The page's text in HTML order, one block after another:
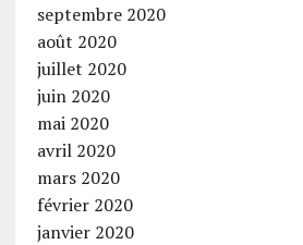
septembre 2020
août 2020
juillet 2020
juin 2020
mai 2020
avril 2020
mars 2020
février 2020
janvier 2020